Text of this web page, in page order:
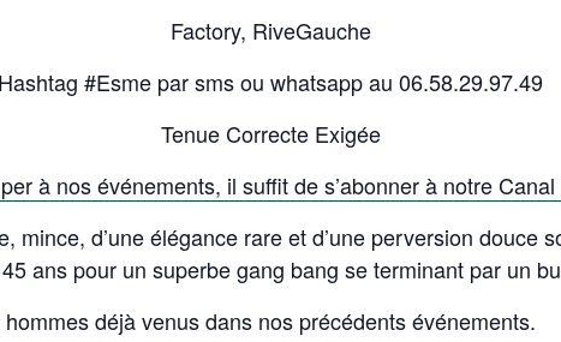
Factory, RiveGauche
Hashtag #Esme par sms ou whatsapp au 06.58.29.97.49
Tenue Correcte Exigée
à nos événements, il suffit de s’abonner à notre
mince, d’une élégance rare et d’une perversion douce
ans pour un superbe gang bang se terminant par un
hommes déjà venus dans nos précédents événements.